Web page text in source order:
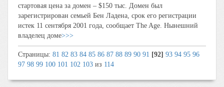
стартовая цена за домен – $150 тыс. Домен был
зарегистрирован семьей Бен Ладена, срок его регистрации
истек 11 сентября 2001 года, сообщает The Age. Нынешний
владелец доме>>>
Страницы: 81 82 83 84 85 86 87 88 89 90 91 [92] 93 94 95 96
97 98 99 100 101 102 103 из 114